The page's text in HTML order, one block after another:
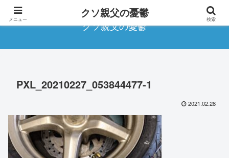
クソ親父の憂鬱
PXL_20210227_053844477-1
2021.02.28
メニュー クソ親父の憂鬱 検索